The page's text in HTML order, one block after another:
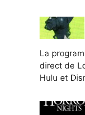
La
direct de
Hulu et